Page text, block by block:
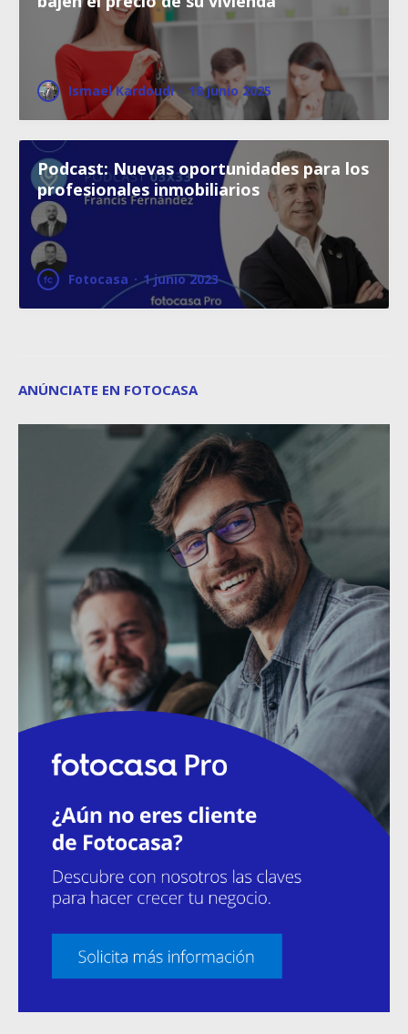
Ismael Kardoudi · 18 junio 2025
Podcast: Nuevas oportunidades para los
profesionales inmobiliarios
Fotocasa · 1 junio 2023
ANÚNCIATE EN FOTOCASA